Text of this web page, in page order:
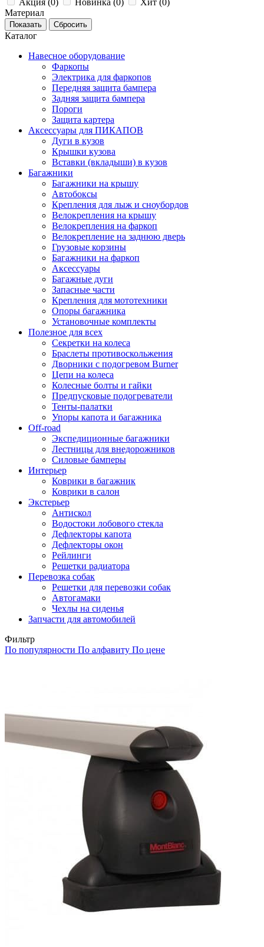
Материал
Каталог
Навесное оборудование
Фаркопы
Электрика для фаркопов
Передняя защита бампера
Задняя защита бампера
Пороги
Защита картера
Аксессуары для ПИКАПОВ
Дуги в кузов
Крышки кузова
Вставки (вкладыши) в кузов
Багажники
Багажники на крышу
Автобоксы
Крепления для лыж и сноубордов
Велокрепления на крышу
Велокрепления на фаркоп
Велокрепление на заднюю дверь
Грузовые корзины
Багажники на фаркоп
Аксессуары
Багажные дуги
Запасные части
Крепления для мототехники
Опоры багажника
Установочные комплекты
Полезное для всех
Секретки на колеса
Браслеты противоскольжения
Дворники с подогревом Burner
Цепи на колеса
Колесные болты и гайки
Предпусковые подогреватели
Тенты-палатки
Упоры капота и багажника
Off-road
Экспедиционные багажники
Лестницы для внедорожников
Силовые бамперы
Интерьер
Коврики в багажник
Коврики в салон
Экстерьер
Антискол
Водостоки лобового стекла
Дефлекторы капота
Дефлекторы окон
Рейлинги
Решетки радиатора
Перевозка собак
Решетки для перевозки собак
Автогамаки
Чехлы на сиденья
Запчасти для автомобилей
Фильтр
По популярности По алфавиту По цене